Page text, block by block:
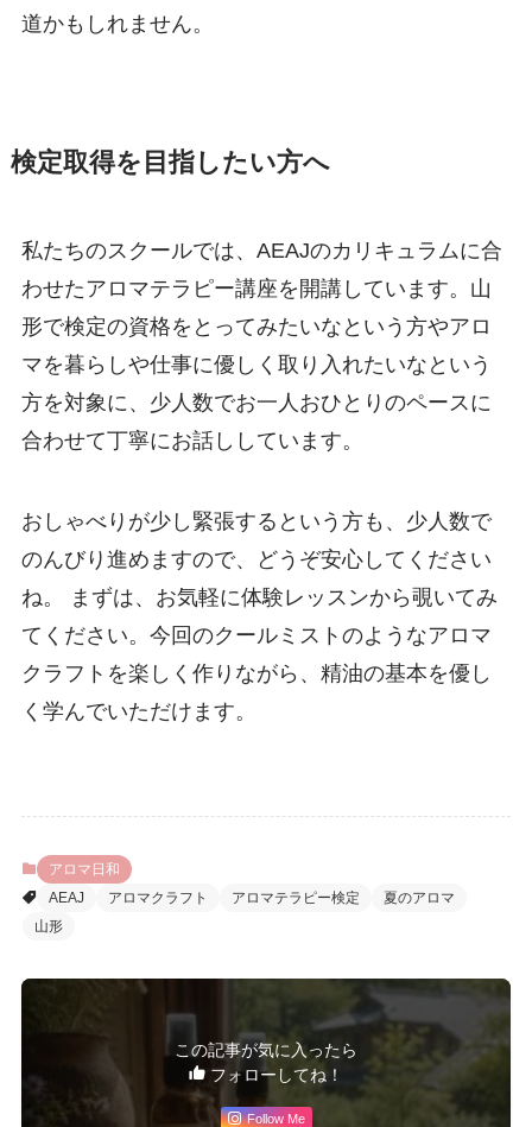
道かもしれません。
検定取得を目指したい方へ
私たちのスクールでは、AEAJのカリキュラムに合
わせたアロマテラピー講座を開講しています。山
形で検定の資格をとってみたいなという方やアロ
マを暮らしや仕事に優しく取り入れたいなという
方を対象に、少人数でお一人おひとりのペースに
合わせて丁寧にお話ししています。
おしゃべりが少し緊張するという方も、少人数で
のんびり進めますので、どうぞ安心してください
ね。 まずは、お気軽に体験レッスンから覗いてみ
てください。今回のクールミストのようなアロマ
クラフトを楽しく作りながら、精油の基本を優し
く学んでいただけます。
アロマ日和
AEAJ
アロマクラフト アロマテラピー検定
夏のアロマ
山形
この記事が気に入ったら
フォローしてね！
Follow Me